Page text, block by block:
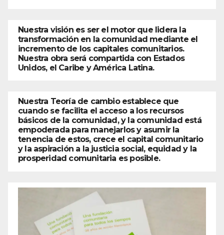
Nuestra visión es ser el motor que lidera la
transformación en la comunidad mediante el
incremento de los capitales comunitarios.
Nuestra obra será compartida con Estados
Unidos, el Caribe y América Latina.
Nuestra Teoría de cambio establece que
cuando se facilita el acceso a los recursos
básicos de la comunidad, y la comunidad está
empoderada para manejarlos y asumir la
tenencia de estos, crece el capital comunitario
y la aspiración a la justicia social, equidad y la
prosperidad comunitaria es posible.